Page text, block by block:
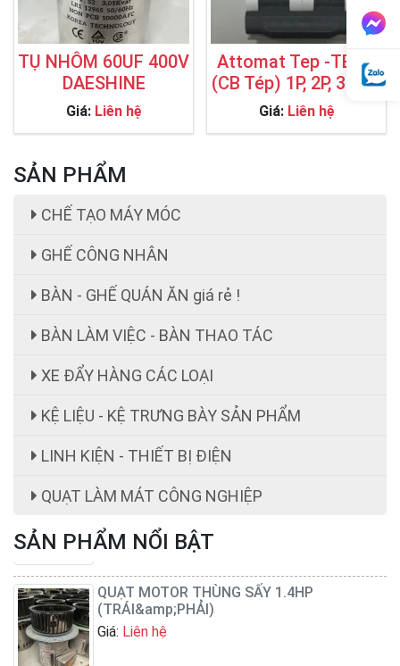
TỤ NHÔM 60UF 400V
DAESHINE
Giá: Liên hệ
Attomat Tep -TECO
(CB Tép) 1P, 2P, 3P, 4P
Giá: Liên hệ
SẢN PHẨM
CHẾ TẠO MÁY MÓC
GHẾ CÔNG NHÂN
BÀN - GHẾ QUÁN ĂN giá rẻ !
BÀN LÀM VIỆC - BÀN THAO TÁC
XE ĐẨY HÀNG CÁC LOẠI
KỆ LIỆU - KỆ TRƯNG BÀY SẢN PHẨM
LINH KIỆN - THIẾT BỊ ĐIỆN
QUẠT LÀM MÁT CÔNG NGHIỆP
SẢN PHẨM NỔI BẬT
ghế công nhân
QUẠT MOTOR THÙNG SẤY 1.4HP
(TRÁI&amp;PHẢI)
Giá:
Liên hệ